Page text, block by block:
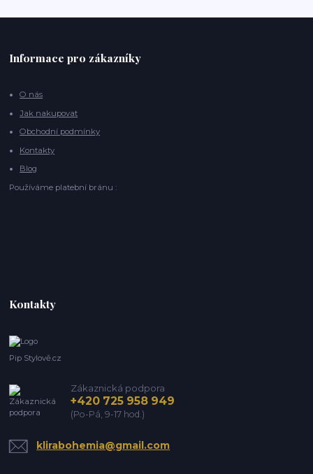
Informace pro zákazníky
O nás
Jak nakupovat
Obchodní podmínky
Kontakty
Blog
Používáme platební bránu :
Kontakty
Pip Stylově.cz
Zákaznická podpora
+420 725 958 949
(Po-Pá, 9-17 hod.)
klirabohemia@gmail.com